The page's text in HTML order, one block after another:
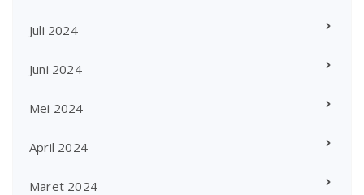
Juli 2024
Juni 2024
Mei 2024
April 2024
Maret 2024